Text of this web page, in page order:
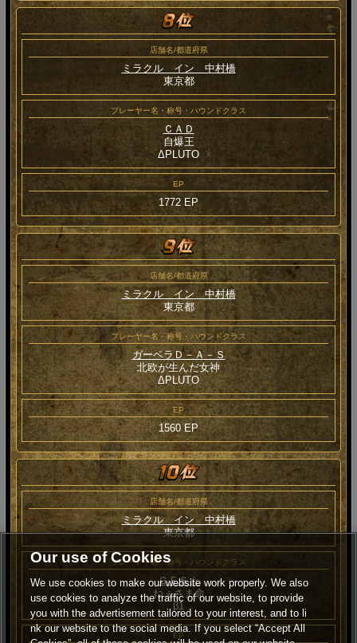
店舗名/都道府県
ミラクル イン 中村橋
東京都
プレーヤー名・称号・ハウンドクラス
ＣＡＤ
自爆王
ΔPLUTO
EP
1772 EP
店舗名/都道府県
ミラクル イン 中村橋
東京都
プレーヤー名・称号・ハウンドクラス
ガーベラＤ－Ａ－Ｓ
北欧が生んだ女神
ΔPLUTO
EP
1560 EP
店舗名/都道府県
ミラクル イン 中村橋
東京都
プレーヤー名・称号・ハウンドクラス
ＧＦＳ☆
ねぇさま命
β1
EP
Our use of Cookies
We use cookies to make our website work properly. We also
use cookies to analyze the traffic of our website, to provide
you with the advertisement tailored to your interest, and to li
nk our website to the social media. If you select “Accept All